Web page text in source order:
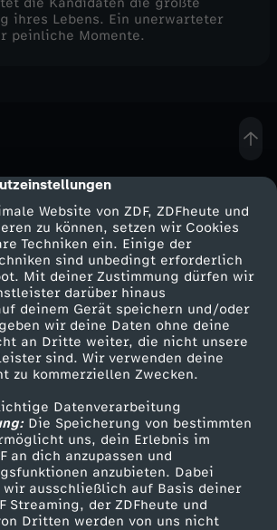
Website von ZDF, ZDFheute und
zu können, setzen wir Cookies
Techniken ein. Einige der
sind unbedingt erforderlich
Mit deiner Zustimmung dürfen wir
darüber hinaus
deinem Gerät speichern und/oder
wir deine Daten ohne deine
an Dritte weiter, die nicht unsere
sind. Wir verwenden deine
zu kommerziellen Zwecken.
Datenverarbeitung
Die Speicherung von bestimmten
uns, dein Erlebnis im
an dich anzupassen und
anzubieten. Dabei
ausschließlich auf Basis deiner
Streaming, der ZDFheute und
Dritten werden von uns nicht
die Kandidaten die größte
ihres Lebens. Ein unerwarteter
peinliche Momente.
Service
ZDFmitreden
Kontakt zum ZDF
Tickets
Zuschauerservice
Hilfe